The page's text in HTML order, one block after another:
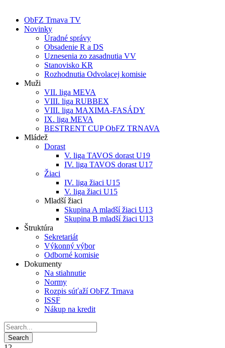
ObFZ Trnava TV
Novinky
Úradné správy
Obsadenie R a DS
Uznesenia zo zasadnutia VV
Stanovisko KR
Rozhodnutia Odvolacej komisie
Muži
VII. liga MEVA
VIII. liga RUBBEX
VIII. liga MAXIMA-FASÁDY
IX. liga MEVA
BESTRENT CUP ObFZ TRNAVA
Mládež
Dorast
V. liga TAVOS dorast U19
IV. liga TAVOS dorast U17
Žiaci
IV. liga žiaci U15
V. liga žiaci U15
Mladší žiaci
Skupina A mladší žiaci U13
Skupina B mladší žiaci U13
Štruktúra
Sekretariát
Výkonný výbor
Odborné komisie
Dokumenty
Na stiahnutie
Normy
Rozpis súťaží ObFZ Trnava
ISSF
Nákup na kredit